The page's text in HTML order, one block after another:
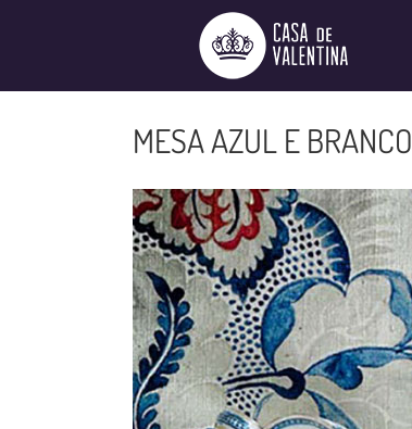
MESA AZUL E BRANCO